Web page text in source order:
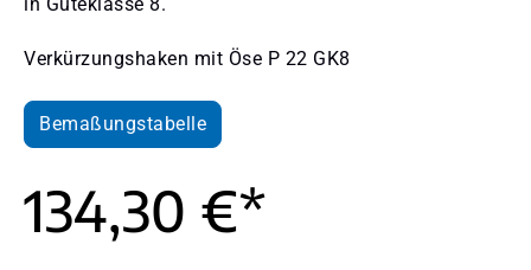
Verkürzungshaken mit Öse P 22 GK8
Bemaßungstabelle
134,30 €*